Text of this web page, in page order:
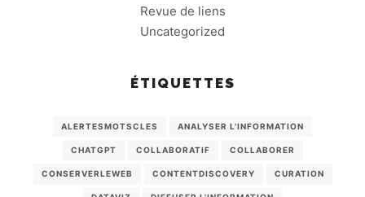
Revue de liens
Uncategorized
ÉTIQUETTES
ALERTESMOTSCLES ANALYSER L'INFORMATION
CHATGPT COLLABORATIF COLLABORER
CONSERVERLEWEB CONTENTDISCOVERY CURATION